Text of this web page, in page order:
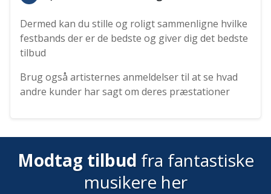
Dermed kan du stille og roligt sammenligne hvilke
festbands der er de bedste og giver dig det bedste
tilbud
Brug også artisternes anmeldelser til at se hvad
andre kunder har sagt om deres præstationer
Modtag tilbud fra fantastiske
musikere her